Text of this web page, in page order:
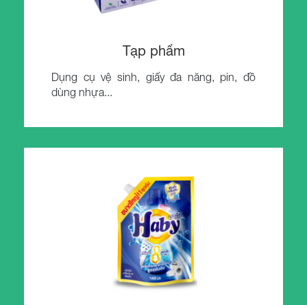
Tạp phẩm
Dụng cụ vệ sinh, giấy đa năng, pin, đồ
dùng nhựa...